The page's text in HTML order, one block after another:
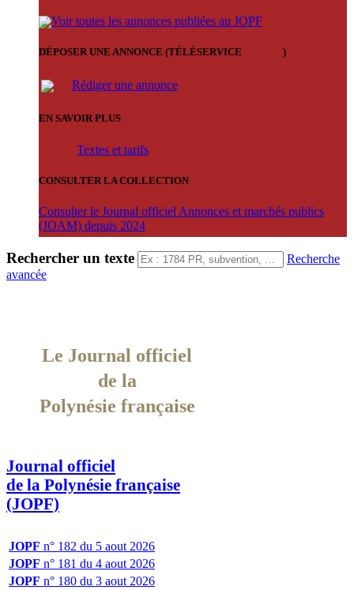
Voir toutes les annonces publiées au JOPF
DÉPOSER UNE ANNONCE (TÉLÉSERVICE )
Rédiger une annonce
EN SAVOIR PLUS
Textes et tarifs
CONSULTER LA COLLECTION
Consulter le Journal officiel Annonces et marchés publics
(JOAM) depuis 2024
Rechercher un texte
Recherche
avancée
Le Journal officiel
de la
Polynésie française
Journal officiel
de la Polynésie française
(JOPF)
JOPF n° 182 du 5 aout 2026
JOPF n° 181 du 4 aout 2026
JOPF n° 180 du 3 aout 2026